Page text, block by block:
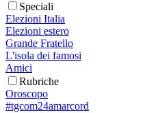
Speciali
Elezioni Italia
Elezioni estero
Grande Fratello
L'isola dei famosi
Amici
Rubriche
Oroscopo
#tgcom24amarcord